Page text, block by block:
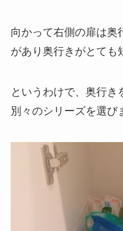
向かって右側の扉は奥
があり奥行きがとても
というわけで、奥行
別々のシリーズを選び